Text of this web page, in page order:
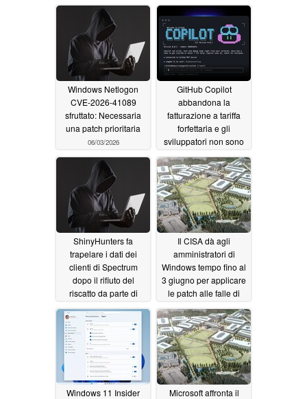
Windows Netlogon
CVE-2026-41089
sfruttato: Necessaria
una patch prioritaria
06/03/2026
GitHub Copilot
abbandona la
fatturazione a tariffa
forfettaria e gli
sviluppatori non sono
06/02/2026
ShinyHunters fa
trapelare i dati dei
clienti di Spectrum
dopo il rifiuto del
riscatto da parte di
06/02/2026
Il CISA dà agli
amministratori di
Windows tempo fino al
3 giugno per applicare
le patch alle falle di
Defender06/01/2026
Windows 11 Insider
Microsoft affronta il